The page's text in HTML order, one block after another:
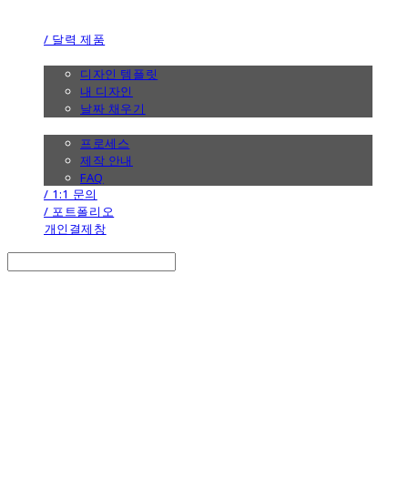
/ 달력 제품
디자인 템플릿
내 디자인
날짜 채우기
프로세스
제작 안내
FAQ
/ 1:1 문의
/ 포트폴리오
개인결제창